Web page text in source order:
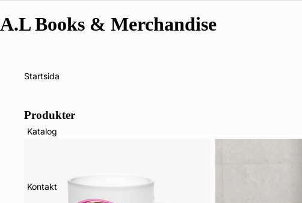
A.L Books & Merchandise
Startsida
Katalog
Kontakt
Produkter